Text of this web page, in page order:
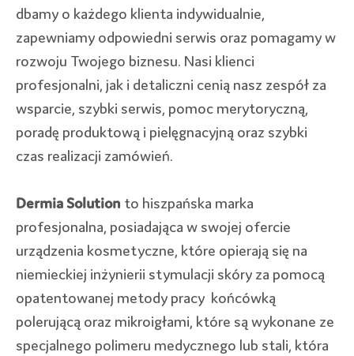
dbamy o każdego klienta indywidualnie,
zapewniamy odpowiedni serwis oraz pomagamy w
rozwoju Twojego biznesu. Nasi klienci
profesjonalni, jak i detaliczni cenią nasz zespół za
wsparcie, szybki serwis, pomoc merytoryczną,
poradę produktową i pielęgnacyjną oraz szybki
czas realizacji zamówień.
Dermia Solution to hiszpańska marka
profesjonalna, posiadająca w swojej ofercie
urządzenia kosmetyczne, które opierają się na
niemieckiej inżynierii stymulacji skóry za pomocą
opatentowanej metody pracy końcówką
polerującą oraz mikroigłami, które są wykonane ze
specjalnego polimeru medycznego lub stali, która